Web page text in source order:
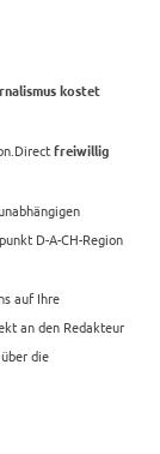
kostet
freiwillig
D-A-CH-Region
auf Ihre
an den Redakteur
die